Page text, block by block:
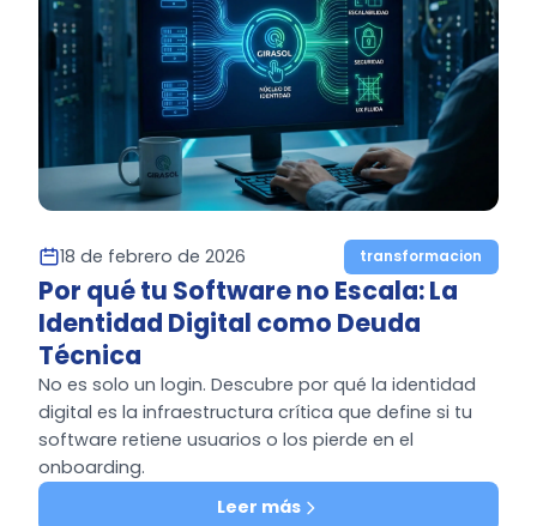
18 de febrero de 2026 transformacion
Por qué tu Software no Escala: La
Identidad Digital como Deuda
Técnica
No es solo un login. Descubre por qué la identidad
digital es la infraestructura crítica que define si tu
software retiene usuarios o los pierde en el
onboarding.
Leer más